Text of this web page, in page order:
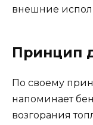
внешние
Принцип
По своему
напоминает
возгорания